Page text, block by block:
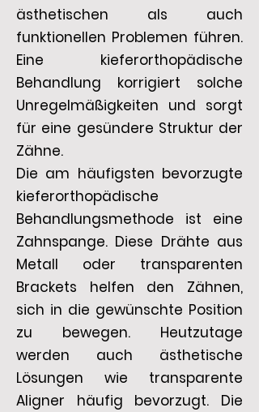
ästhetischen als auch
funktionellen Problemen führen.
Eine kieferorthopädische
Behandlung korrigiert solche
Unregelmäßigkeiten und sorgt
für eine gesündere Struktur der
Zähne.
Die am häufigsten bevorzugte
kieferorthopädische
Behandlungsmethode ist eine
Zahnspange. Diese Drähte aus
Metall oder transparenten
Brackets helfen den Zähnen,
sich in die gewünschte Position
zu bewegen. Heutzutage
werden auch ästhetische
Lösungen wie transparente
Aligner häufig bevorzugt. Die